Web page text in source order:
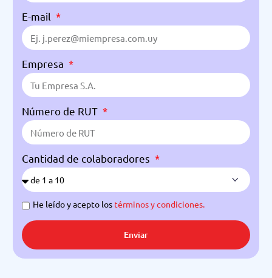
E-mail
Empresa
Número de RUT
Cantidad de colaboradores
He leído y acepto los términos y condiciones.
Enviar